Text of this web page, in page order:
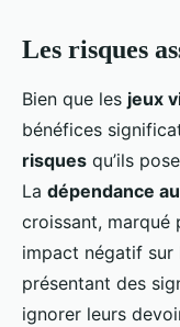
Les risques
Bien que les jeux
bénéfices
risques qu’ils
La dépendance
croissant, marqué
impact négatif sur
présentant des
ignorer leurs